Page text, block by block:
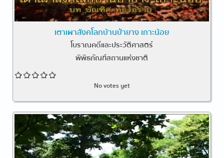
เตาเผาสังคโลกบ้านป่ายาง เกาะน้อย
โบราณคดีและประวัติศาสตร์
พิพิธภัณฑ์สถานแห่งชาติ
No votes yet